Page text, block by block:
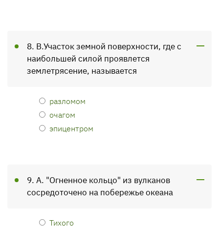
8. В.Участок земной поверхности, где с
наибольшей силой проявлется
землетрясение, называется
разломом
очагом
эпицентром
9. А. "Огненное кольцо" из вулканов
сосредоточено на побережье океана
Тихого